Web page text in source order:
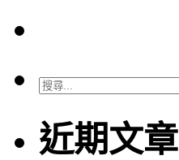
搜
關
鍵
近期文章